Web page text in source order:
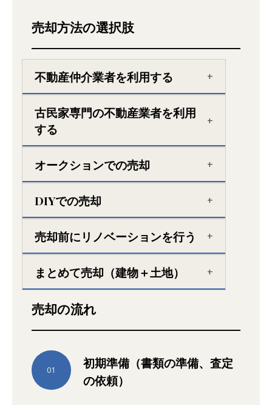
売却方法の選択肢
不動産仲介業者を利用する
古民家専門の不動産業者を利用
する
オークションでの売却
DIYでの売却
売却前にリノベーションを行う
まとめて売却（建物＋土地）
売却の流れ
初期準備（書類の準備、査定
の依頼）
01